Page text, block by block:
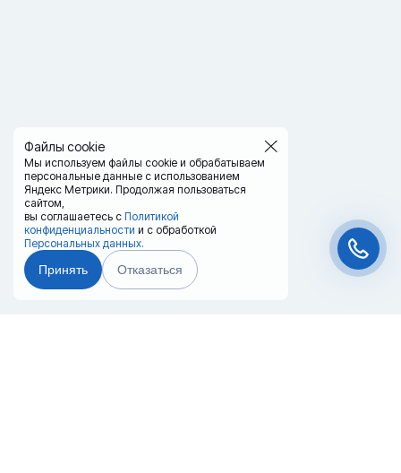
Файлы cookie
Мы используем файлы cookie и обрабатываем
персональные данные с использованием
Яндекс Метрики. Продолжая пользоваться
сайтом,
вы соглашаетесь с Политикой
конфиденциальности и с обработкой
Персональных данных.
Принять Отказаться